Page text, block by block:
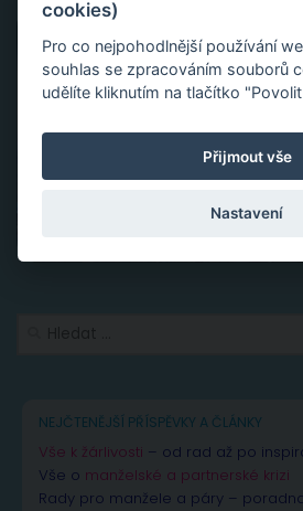
NEJČTENĚJŠÍ PŘÍSPĚVKY A ČLÁNKY
Vše k žárlivosti – od rad až po
Vše o manželské a partnerské krizi
Rady pro manžele a páry –
cookies)
Pro co nejpohodlnější používání
souhlas se zpracováním souborů
udělíte kliknutím na tlačítko
Přijmout vše
Nastavení